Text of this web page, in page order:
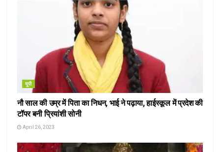
यूपी
नौ साल की उम्र में पिता का निधन, भाई ने पढ़ाया, हाईस्कूल में प्रदेश की
टॉपर बनी प्रियांशी सोनी
April 26, 2023